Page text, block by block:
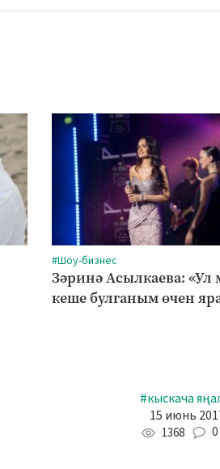
#Шоу-бизнес
Зәринә Асылкаева: «Ул
кеше булганым өчен
#кыскача
15 июнь
1368 0